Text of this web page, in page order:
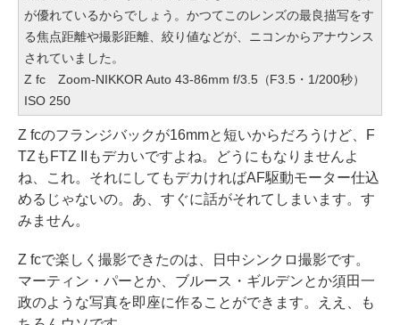
が優れているからでしょう。かつてこのレンズの最良描写をす
る焦点距離や撮影距離、絞り値などが、ニコンからアナウンス
されていました。
Z fc Zoom-NIKKOR Auto 43-86mm f/3.5（F3.5・1/200秒）
ISO 250
Z fcのフランジバックが16mmと短いからだろうけど、F
TZもFTZ IIもデカいですよね。どうにもなりませんよ
ね、これ。それにしてもデカければAF駆動モーター仕込
めるじゃないの。あ、すぐに話がそれてしまいます。す
みません。
Z fcで楽しく撮影できたのは、日中シンクロ撮影です。
マーティン・パーとか、ブルース・ギルデンとか須田一
政のような写真を即座に作ることができます。ええ、も